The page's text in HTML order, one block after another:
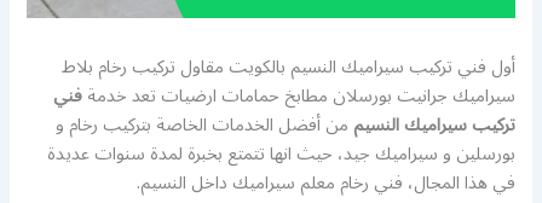
أول فني تركيب سيراميك النسيم بالكويت مقاول تركيب رخام بلاط
سيراميك جرانيت بورسلان مطابخ حمامات ارضيات تعد خدمةفني
تركيب سيراميك النسيممن أفضل الخدمات الخاصة بتركيب رخام و
بورسلين و سيراميك جيد، حيث انها تتمتع بخبرة لمدة سنوات عديدة
في هذا المجال، فني رخام معلم سيراميك داخل النسيم.